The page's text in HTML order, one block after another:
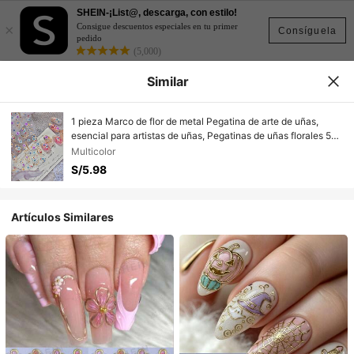
Consíguela
×
SHEIN-¡List@, descarga, con estilo!
Consigue descuentos especiales en tu primer
pedido
(5,000)
Similar
1 pieza Marco de flor de metal Pegatina de arte de uñas,
esencial para artistas de uñas, Pegatinas de uñas florales 5D
de primavera/verano, Decoraciones de arte de uñas,
Pegatinas de uñas hechas a mano, Puntas de uñas,
Accesorios de uñas autoadhesivos DIY, Mejores suministros
Multicolor
S/5.98
Artículos Similares